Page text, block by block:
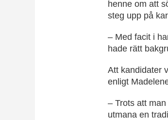
henne om att
steg upp på
– Med facit i
hade rätt
Att kandidater
enligt
– Trots att
utmana en